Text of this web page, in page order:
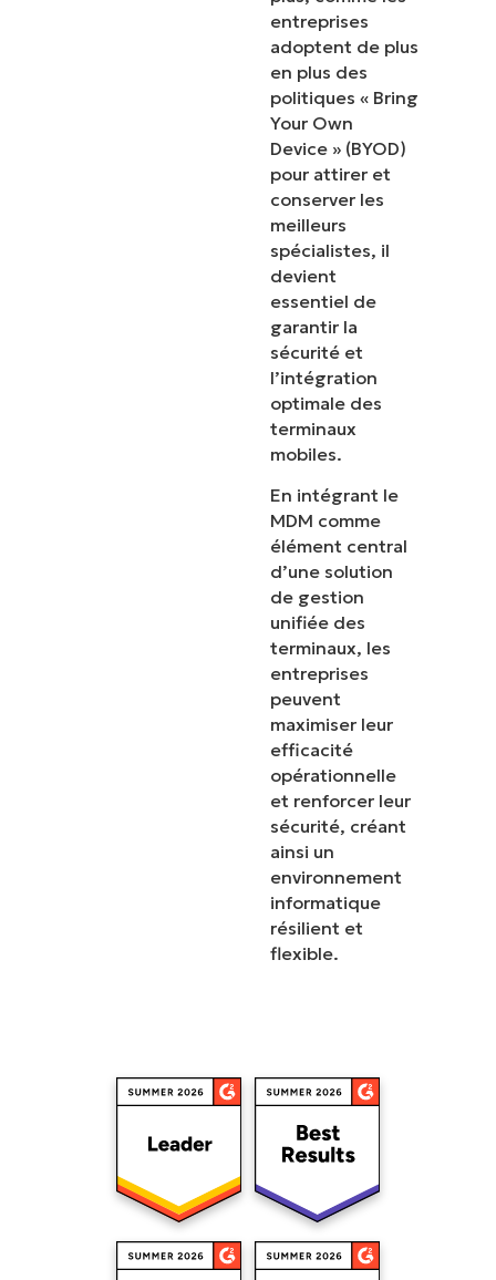
entreprises
adoptent de plus
en plus des
politiques « Bring
Your Own
Device » (BYOD)
pour attirer et
conserver les
meilleurs
spécialistes, il
devient
essentiel de
garantir la
sécurité et
l’intégration
optimale des
terminaux
mobiles.
En intégrant le
MDM comme
élément central
d’une solution
de gestion
unifiée des
terminaux, les
entreprises
peuvent
maximiser leur
efficacité
opérationnelle
et renforcer leur
sécurité, créant
ainsi un
environnement
informatique
résilient et
flexible.